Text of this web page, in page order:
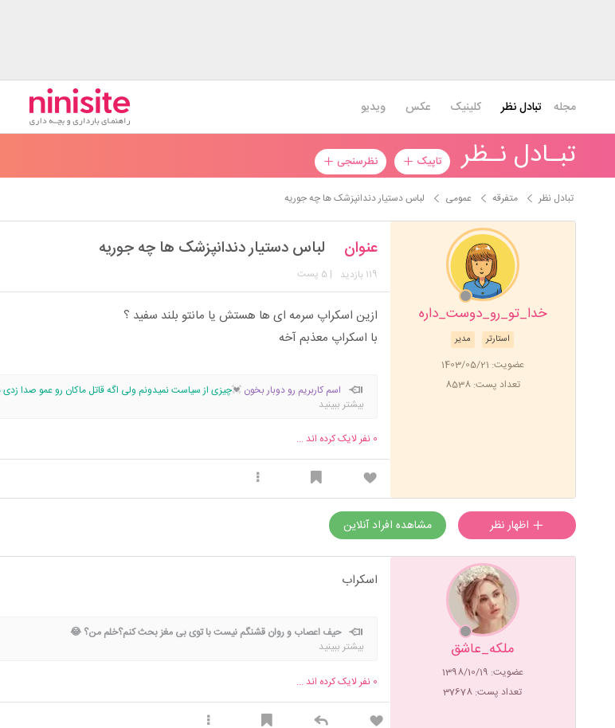
مجله تبادل نظر کلینیک عکس ویدیو
تبـادل نـظر تاپیک نظرسنجی
تبادل نظر متفرقه عمومی لباس دستیار دندانپزشک ها چه جوریه
خدا_تو_رو_دوست_داره
مدیر استارتر
عضویت: 1403/05/21
تعداد پست: 8538
عنوان لباس دستیار دندانپزشک ها چه جوریه
119 بازدید | 5 پست
ازین اسکراپ سرمه ای ها هستش یا مانتو بلند سفید ؟
با اسکراپ معذبم آخه
اسم کاربریم رو دوبار بخون 💓چیزی از سیاست نمیدونم ولی اگه قاتل ماکان رو عمو صدا
بیشتر ببینید
0 نفر لایک کرده اند ...
مشاهده افراد آنلاین
ملکه_عاشق
عضویت: 1398/10/19
تعداد پست: 37678
اسکراب
حیف اعصاب و روان قشنگم نیست با توی بی مغز بحث کنم؟خلم من؟ 😂
بیشتر ببینید
0 نفر لایک کرده اند ...